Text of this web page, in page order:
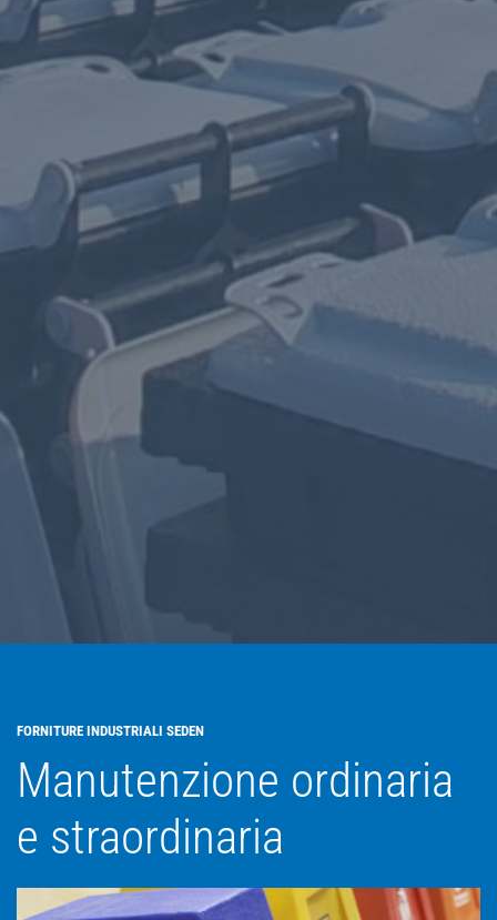
FORNITURE INDUSTRIALI SEDEN
Manutenzione ordinaria
e straordinaria